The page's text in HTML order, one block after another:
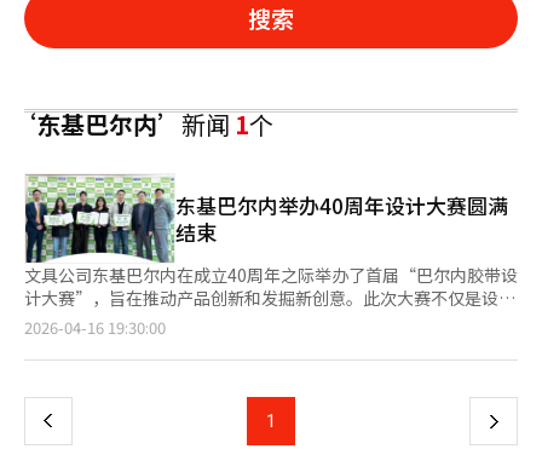
搜索
‘东基巴尔内’新闻1个
东基巴尔内举办40周年设计大赛圆满
结束
文具公司东基巴尔内在成立40周年之际举办了首届“巴尔内胶带设
计大赛”，旨在推动产品创新和发掘新创意。此次大赛不仅是设计
竞赛，更是考虑市场应用的“产品开发型大赛”。大赛面向大学生
使用便捷性、结构完整性和耐用性等因素。参赛作品展示了文具产
品，并讨论了作品的设计理念和未来发展方向。大赛不仅仅是颁
奖，还旨在将创意转化为实际产品。一等奖作品“按压式胶带”采
2026-04-16 19:30:00
上
页
1 下